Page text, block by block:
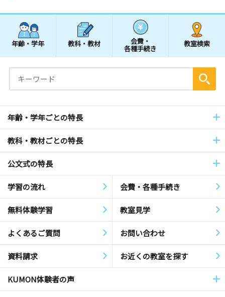
年齢・学年 教科・教材 会費・
各種手続き
教室検索
年齢・学年ごとの特長
教科・教材ごとの特長
公文式の特長
学習の流れ 会費・各種手続き
無料体験学習 教室見学
よくあるご質問 お問い合わせ
資料請求 お近くの教室を探す
KUMON体験者の声